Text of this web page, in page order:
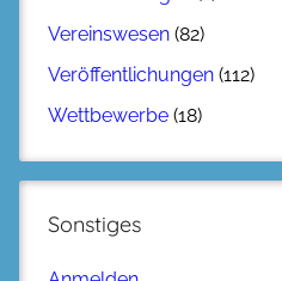
Vereinswesen (82)
Veröffentlichungen (112)
Wettbewerbe (18)
Sonstiges